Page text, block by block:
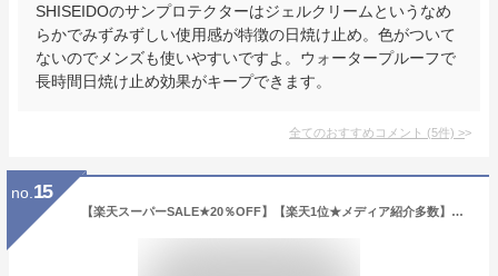
SHISEIDOのサンプロテクターはジェルクリームというなめ
らかでみずみずしい使用感が特徴の日焼け止め。色がついて
ないのでメンズも使いやすいですよ。ウォータープルーフで
長時間日焼け止め効果がキープできます。
全てのおすすめコメント (5件) >
no. 15
【楽天スーパーSALE★20％OFF】【楽天1位★メディア紹介多数】顔が白くならない 日焼け止め メンズ ギフト KHAKI カーキ ウォータープルーフ シミ予防 SPF50+ PA++++ 男性用 ゴルフ メンズスキンケア メンズコスメ 男性 プレゼント 誕生日 紫外線